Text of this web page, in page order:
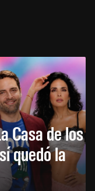
Casa de los
quedó la